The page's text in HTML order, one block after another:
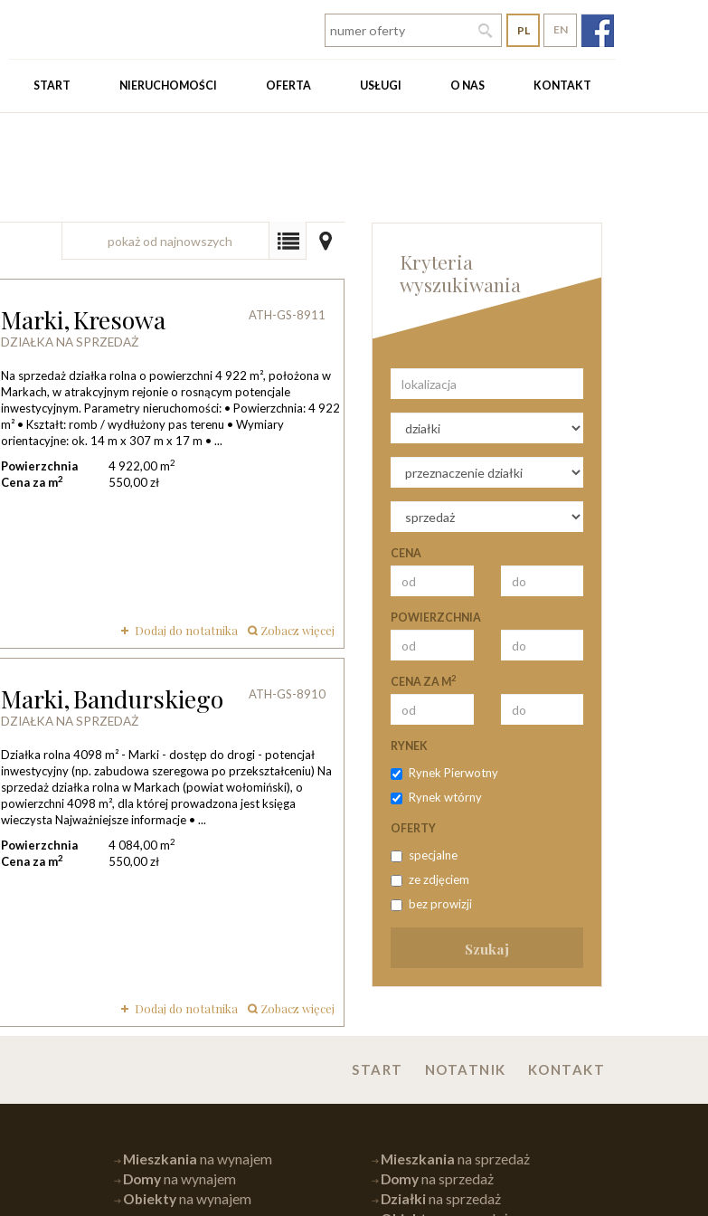
PL EN
START NIERUCHOMOŚCI OFERTA USŁUGI O NAS KONTAKT
pokaż od najnowszych
Marki,Kresowa
DZIAŁKA NA SPRZEDAŻ
ATH-GS-8911
Na sprzedaż działka rolna o powierzchni 4 922 m², położona w
Markach, w atrakcyjnym rejonie o rosnącym potencjale
inwestycyjnym. Parametry nieruchomości: • Powierzchnia: 4 922
m² • Kształt: romb / wydłużony pas terenu • Wymiary
orientacyjne: ok. 14 m x 307 m x 17 m • ...
Powierzchnia
4 922,00 m2
Cena za m2 550,00 zł
Dodaj do notatnika zobacz więcej
Marki,Bandurskiego
DZIAŁKA NA SPRZEDAŻ
ATH-GS-8910
Działka rolna 4098 m² - Marki - dostęp do drogi - potencjał
inwestycyjny (np. zabudowa szeregowa po przekształceniu) Na
sprzedaż działka rolna w Markach (powiat wołomiński), o
powierzchni 4098 m², dla której prowadzona jest księga
wieczysta Najważniejsze informacje • ...
Powierzchnia
4 084,00 m2
Cena za m2 550,00 zł
Dodaj do notatnika zobacz więcej
Kryteria
wyszukiwania
CENA
POWIERZCHNIA
CENA ZA M2
RYNEK
Rynek Pierwotny
Rynek wtórny
OFERTY
specjalne
ze zdjęciem
bez prowizji
START NOTATNIK KONTAKT
Mieszkania na wynajem
Domyna wynajem
Obiektyna wynajem
Mieszkania na sprzedaż
Domyna sprzedaż
Działkina sprzedaż